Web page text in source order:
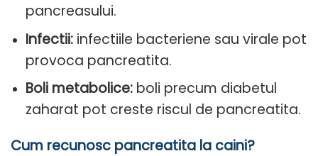
pancreasului.
Infectii: infectiile bacteriene sau virale pot
provoca pancreatita.
Boli metabolice: boli precum diabetul
zaharat pot creste riscul de pancreatita.
Cum recunosc pancreatita la caini?